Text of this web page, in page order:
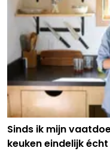
Sinds ik mijn
keuken eindelijk